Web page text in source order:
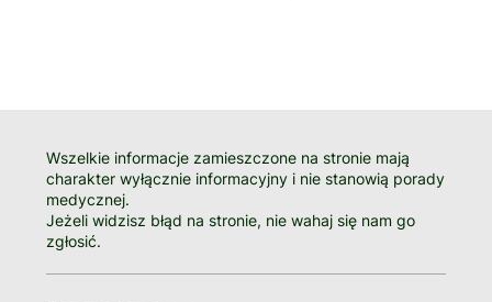
Wszelkie informacje zamieszczone na stronie mają
charakter wyłącznie informacyjny i nie stanowią porady
medycznej.
Jeżeli widzisz błąd na stronie, nie wahaj się nam go
zgłosić.